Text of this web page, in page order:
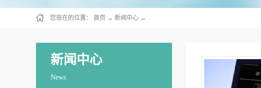
您现在的位置： 首页 → 新闻中心 →
新闻中心
News